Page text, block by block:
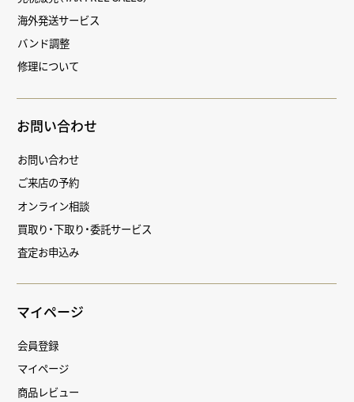
海外発送サービス
バンド調整
修理について
お問い合わせ
お問い合わせ
ご来店の予約
オンライン相談
買取り・下取り・委託サービス
査定お申込み
マイページ
会員登録
マイページ
商品レビュー